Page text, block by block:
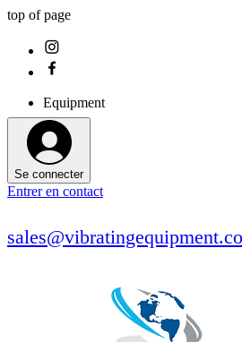
top of page
Equipment
Se connecter
Entrer en contact